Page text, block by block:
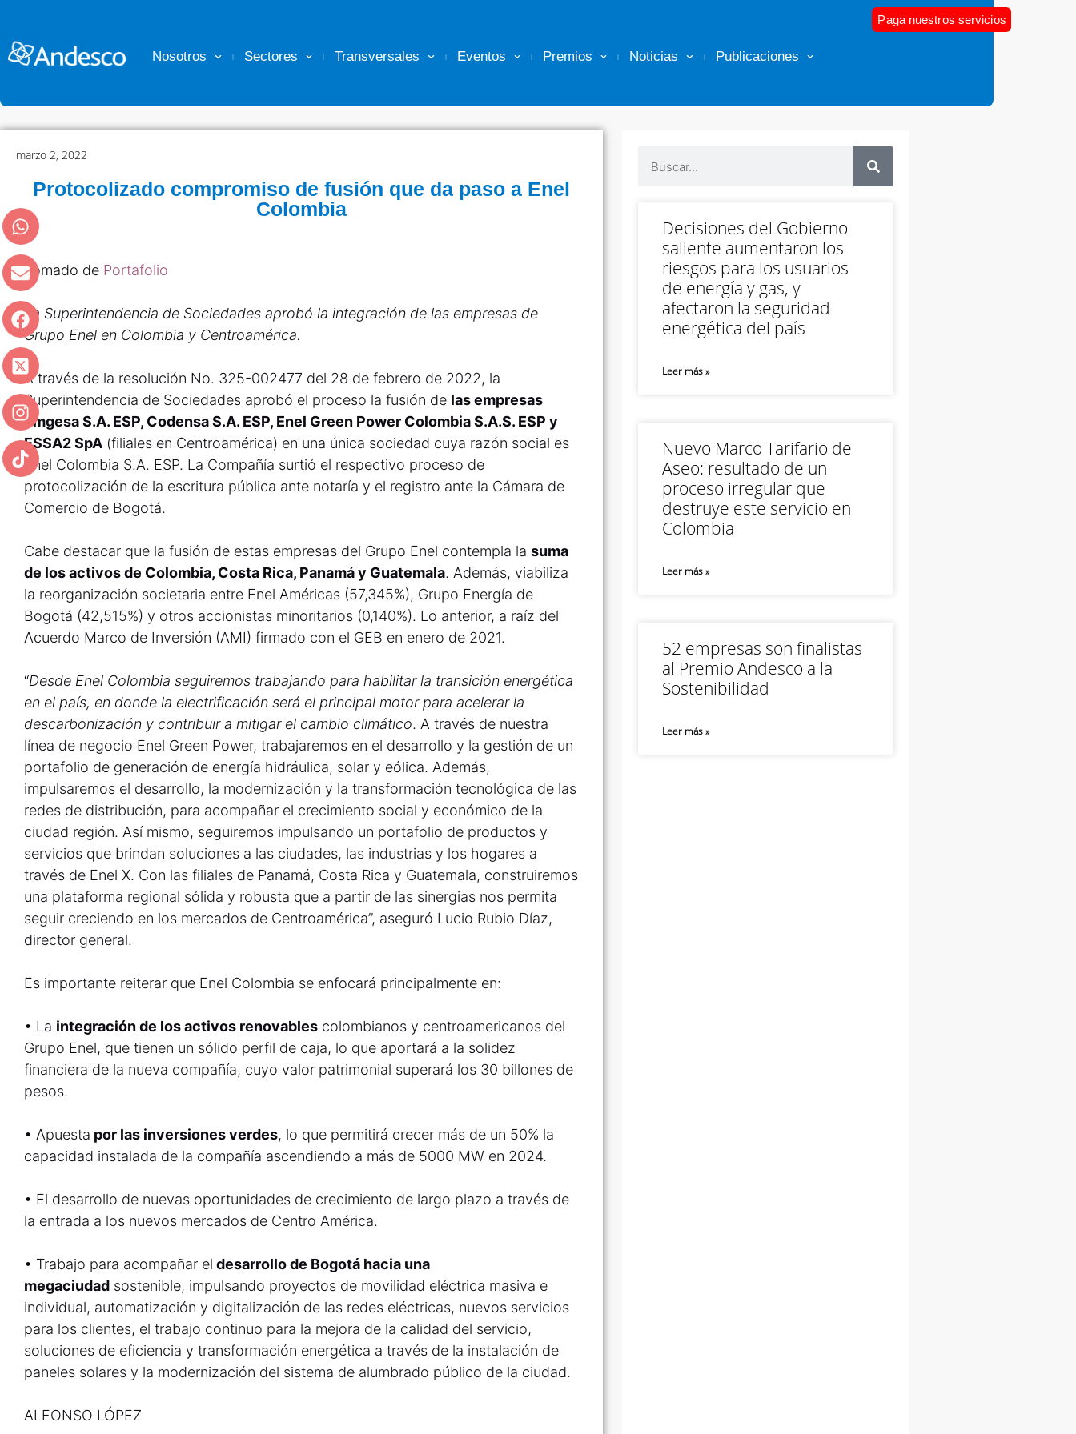
Nosotros Sectores Transversales Eventos Premios Noticias Publicaciones
Paga nuestros servicios
marzo 2, 2022
Protocolizado compromiso de fusión que da paso a Enel
Colombia
Tomado de Portafolio
La Superintendencia de Sociedades aprobó la integración de las empresas de
Grupo Enel en Colombia y Centroamérica.
A través de la resolución No. 325-002477 del 28 de febrero de 2022, la
Superintendencia de Sociedades aprobó el proceso la fusión de las empresas
Emgesa S.A. ESP, Codensa S.A. ESP, Enel Green Power Colombia S.A.S. ESP y
ESSA2 SpA (filiales en Centroamérica) en una única sociedad cuya razón social es
Enel Colombia S.A. ESP. La Compañía surtió el respectivo proceso de
protocolización de la escritura pública ante notaría y el registro ante la Cámara de
Comercio de Bogotá.
Cabe destacar que la fusión de estas empresas del Grupo Enel contempla la suma
de los activos de Colombia, Costa Rica, Panamá y Guatemala. Además, viabiliza
la reorganización societaria entre Enel Américas (57,345%), Grupo Energía de
Bogotá (42,515%) y otros accionistas minoritarios (0,140%). Lo anterior, a raíz del
Acuerdo Marco de Inversión (AMI) firmado con el GEB en enero de 2021.
“Desde Enel Colombia seguiremos trabajando para habilitar la transición energética
en el país, en donde la electrificación será el principal motor para acelerar la
descarbonización y contribuir a mitigar el cambio climático. A través de nuestra
línea de negocio Enel Green Power, trabajaremos en el desarrollo y la gestión de un
portafolio de generación de energía hidráulica, solar y eólica. Además,
impulsaremos el desarrollo, la modernización y la transformación tecnológica de las
redes de distribución, para acompañar el crecimiento social y económico de la
ciudad región. Así mismo, seguiremos impulsando un portafolio de productos y
servicios que brindan soluciones a las ciudades, las industrias y los hogares a
través de Enel X. Con las filiales de Panamá, Costa Rica y Guatemala, construiremos
una plataforma regional sólida y robusta que a partir de las sinergias nos permita
seguir creciendo en los mercados de Centroamérica”, aseguró Lucio Rubio Díaz,
director general.
Es importante reiterar que Enel Colombia se enfocará principalmente en:
• La integración de los activos renovables colombianos y centroamericanos del
Grupo Enel, que tienen un sólido perfil de caja, lo que aportará a la solidez
financiera de la nueva compañía, cuyo valor patrimonial superará los 30 billones de
pesos.
• Apuesta por las inversiones verdes, lo que permitirá crecer más de un 50% la
capacidad instalada de la compañía ascendiendo a más de 5000 MW en 2024.
• El desarrollo de nuevas oportunidades de crecimiento de largo plazo a través de
la entrada a los nuevos mercados de Centro América.
• Trabajo para acompañar el desarrollo de Bogotá hacia una
megaciudad sostenible, impulsando proyectos de movilidad eléctrica masiva e
individual, automatización y digitalización de las redes eléctricas, nuevos servicios
para los clientes, el trabajo continuo para la mejora de la calidad del servicio,
soluciones de eficiencia y transformación energética a través de la instalación de
paneles solares y la modernización del sistema de alumbrado público de la ciudad.
ALFONSO LÓPEZ
Decisiones del Gobierno
saliente aumentaron los
riesgos para los usuarios
de energía y gas, y
afectaron la seguridad
energética del país
Leer más »
Nuevo Marco Tarifario de
Aseo: resultado de un
proceso irregular que
destruye este servicio en
Colombia
Leer más »
52 empresas son finalistas
al Premio Andesco a la
Sostenibilidad
Leer más »